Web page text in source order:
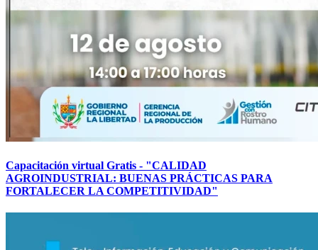
Capacitación virtual Gratis - "CALIDAD
AGROINDUSTRIAL: BUENAS PRÁCTICAS PARA
FORTALECER LA COMPETITIVIDAD"